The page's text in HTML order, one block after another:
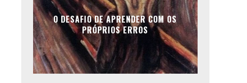
O DESAFIO DE APRENDER COM OS
PRÓPRIOS ERROS